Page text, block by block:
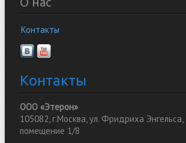
Контакты
Контакты
ООО «Этерон»
105082, г.Москва, ул. Фридриха Энгельса,
помещение 1/8